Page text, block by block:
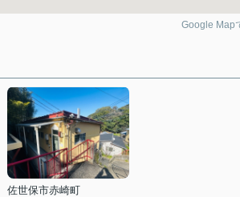
Google Map
佐世保市赤崎町